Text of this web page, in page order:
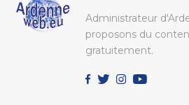
Administrateur
proposons du
gratuitement.